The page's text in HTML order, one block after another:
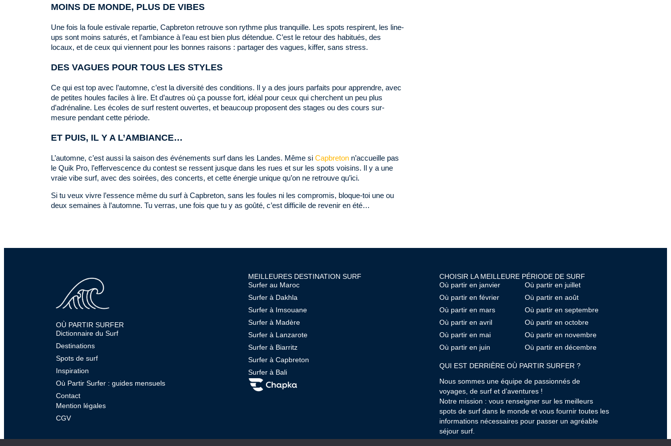
MOINS DE MONDE, PLUS DE VIBES
Une fois la foule estivale repartie, Capbreton retrouve son rythme plus tranquille. Les spots respirent, les line-
ups sont moins saturés, et l’ambiance à l’eau est bien plus détendue. C’est le retour des habitués, des
locaux, et de ceux qui viennent pour les bonnes raisons : partager des vagues, kiffer, sans stress.
DES VAGUES POUR TOUS LES STYLES
Ce qui est top avec l’automne, c’est la diversité des conditions. Il y a des jours parfaits pour apprendre, avec
de petites houles faciles à lire. Et d’autres où ça pousse fort, idéal pour ceux qui cherchent un peu plus
d’adrénaline. Les écoles de surf restent ouvertes, et beaucoup proposent des stages ou des cours sur-
mesure pendant cette période.
ET PUIS, IL Y A L’AMBIANCE…
L’automne, c’est aussi la saison des événements surf dans les Landes. Même si Capbreton n’accueille pas
le Quik Pro, l’effervescence du contest se ressent jusque dans les rues et sur les spots voisins. Il y a une
vraie vibe surf, avec des soirées, des concerts, et cette énergie unique qu’on ne retrouve qu’ici.
Si tu veux vivre l’essence même du surf à Capbreton, sans les foules ni les compromis, bloque-toi une ou
deux semaines à l’automne. Tu verras, une fois que tu y as goûté, c’est difficile de revenir en été…
OÙ PARTIR SURFER
Dictionnaire du Surf
Destinations
Spots de surf
Inspiration
Où Partir Surfer : guides mensuels
Contact
Mention légales
CGV
MEILLEURES DESTINATION SURF
Surfer au Maroc
Surfer à Dakhla
Surfer à Imsouane
Surfer à Madère
Surfer à Lanzarote
Surfer à Biarritz
Surfer à Capbreton
Surfer à Bali
CHOISIR LA MEILLEURE PÉRIODE DE SURF
Où partir en janvier
Où partir en février
Où partir en mars
Où partir en avril
Où partir en mai
Où partir en juin
Où partir en juillet
Où partir en août
Où partir en septembre
Où partir en octobre
Où partir en novembre
Où partir en décembre
QUI EST DERRIÈRE OÙ PARTIR SURFER ?
Nous sommes une équipe de passionnés de
voyages, de surf et d’aventures !
Notre mission : vous renseigner sur les meilleurs
spots de surf dans le monde et vous fournir toutes les
informations nécessaires pour passer un agréable
séjour surf.